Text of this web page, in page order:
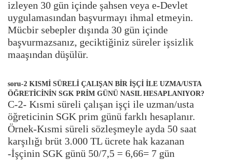
izleyen 30 gün içinde şahsen veya e-Devlet
uygulamasından başvurmayı ihmal etmeyin.
Mücbir sebepler dışında 30 gün içinde
başvurmazsanız, geciktiğiniz süreler işsizlik
maaşından düşülür.
soru-2 KISMİ SÜRELİ ÇALIŞAN BİR İŞÇİ İLE UZMA/USTA
ÖĞRETİCİNİN SGK PRİM GÜNÜ NASIL HESAPLANIYOR?
C-2- Kısmi süreli çalışan işçi ile uzman/usta
öğreticinin SGK prim günü farklı hesaplanır.
Örnek-Kısmi süreli sözleşmeyle ayda 50 saat
karşılığı brüt 3.000 TL ücrete hak kazanan
-İşçinin SGK günü 50/7,5 = 6,66= 7 gün